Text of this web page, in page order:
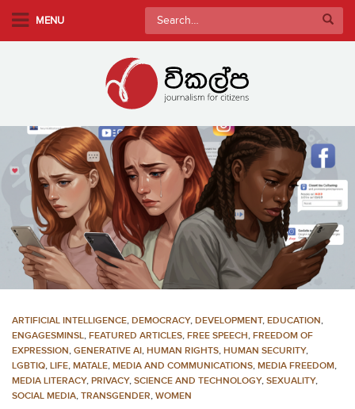
m
e
MENU
Search
for:
ARTIFICIAL INTELLIGENCE, DEMOCRACY, DEVELOPMENT, EDUCATION,
ENGAGESMINSL, FEATURED ARTICLES, FREE SPEECH, FREEDOM OF
EXPRESSION, GENERATIVE AI, HUMAN RIGHTS, HUMAN SECURITY,
LGBTIQ, LIFE, MATALE, MEDIA AND COMMUNICATIONS, MEDIA FREEDOM,
MEDIA LITERACY, PRIVACY, SCIENCE AND TECHNOLOGY, SEXUALITY,
SOCIAL MEDIA, TRANSGENDER, WOMEN